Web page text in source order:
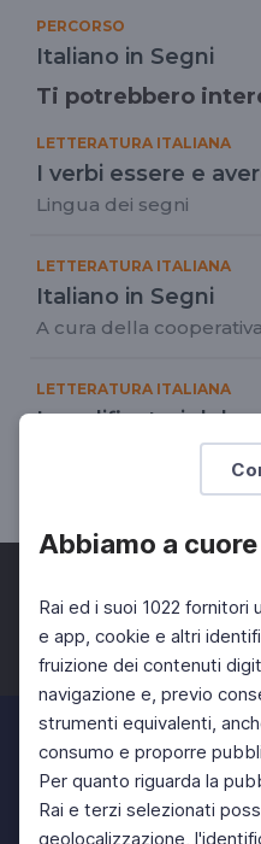
Abbiamo a
Rai ed i suoi 1022
e app, cookie e altri
fruizione dei contenuti
navigazione e, previo
strumenti equivalenti,
consumo e proporre
Per quanto riguarda la
Rai e terzi selezionati
geolocalizzazione,
PERCORSO
Italiano in Segni
Ti potrebbero
LETTERATURA ITALIANA
I verbi essere e
Lingua dei segni
LETTERATURA ITALIANA
Italiano in Segni
A cura della
LETTERATURA ITALIANA
I modificatori del
espansioni della
Facebook